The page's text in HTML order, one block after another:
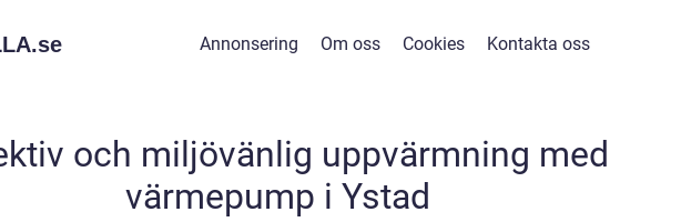
se Annonsering Om oss Cookies Kontakta oss
och miljövänlig uppvärmning med
värmepump i Ystad